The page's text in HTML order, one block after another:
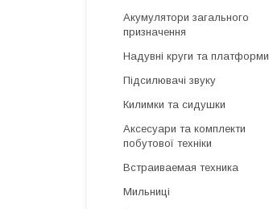
Акумулятори загального
призначення
Надувні круги та платформи
Підсилювачі звуку
Килимки та сидушки
Аксесуари та комплекти
побутової техніки
Встраиваемая техника
Мильниці